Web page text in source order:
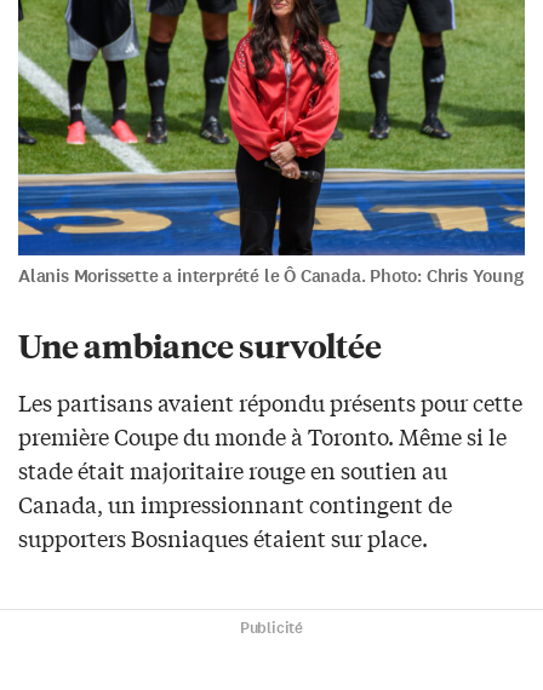
Alanis Morissette a interprété le Ô Canada. Photo: Chris Young
Une ambiance survoltée
Les partisans avaient répondu présents pour cette
première Coupe du monde à Toronto. Même si le
stade était majoritaire rouge en soutien au
Canada, un impressionnant contingent de
supporters Bosniaques étaient sur place.
Publicité